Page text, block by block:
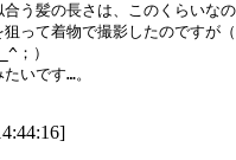
う髪の長さは、このくらいなの
って着物で撮影したのですが（
；）
いです…。